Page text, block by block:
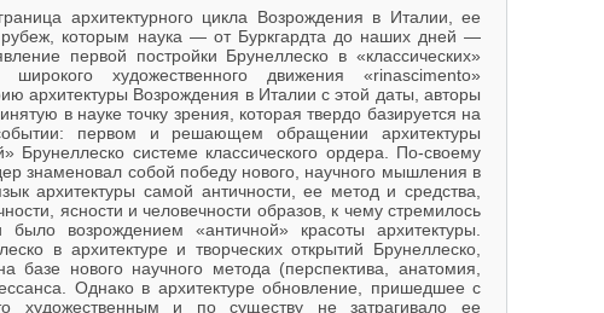
архитектурного цикла Возрождения в Италии, ее
рубеж, которым наука — от Буркгардта до наших дней —
первой постройки Брунеллеско в «классических»
художественного движения «rinascimento»
архитектуры Возрождения в Италии с этой даты, авторы
в науке точку зрения, которая твердо базируется на
первом и решающем обращении архитектуры
Брунеллеско системе классического ордера. По-своему
знаменовал собой победу нового, научного мышления в
архитектуры самой античности, ее метод и средства,
ясности и человечности образов, к чему стремилось
возрождением «античной» красоты архитектуры.
в архитектуре и творческих открытий Брунеллеско,
базе нового научного метода (перспектива, анатомия,
Однако в архитектуре обновление, пришедшее с
и по существу не затрагивало ее